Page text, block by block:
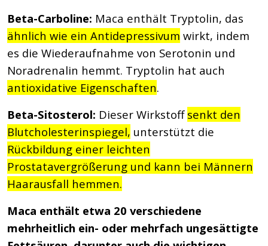
Beta-Carboline: Maca enthält Tryptolin, das
ähnlich wie ein Antidepressivum wirkt, indem
es die Wiederaufnahme von Serotonin und
Noradrenalin hemmt. Tryptolin hat auch
antioxidative Eigenschaften.
Beta-Sitosterol: Dieser Wirkstoff senkt den
Blutcholesterinspiegel, unterstützt die
Rückbildung einer leichten
Prostatavergrößerung und kann bei Männern
Haarausfall hemmen.
Maca enthält etwa 20 verschiedene
mehrheitlich ein- oder mehrfach ungesättigte